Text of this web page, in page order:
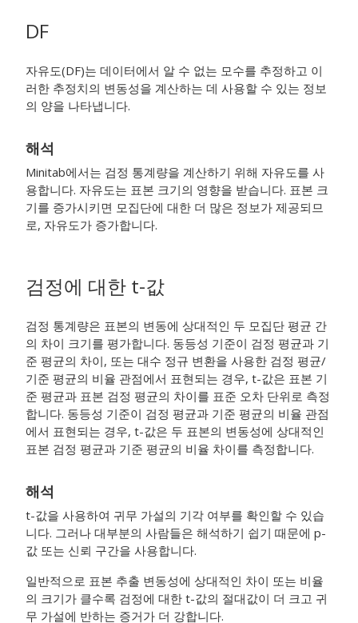
DF
자유도(DF)는 데이터에서 알 수 없는 모수를 추정하고 이
러한 추정치의 변동성을 계산하는 데 사용할 수 있는 정보
의 양을 나타냅니다.
해석
Minitab에서는 검정 통계량을 계산하기 위해 자유도를 사
용합니다. 자유도는 표본 크기의 영향을 받습니다. 표본 크
기를 증가시키면 모집단에 대한 더 많은 정보가 제공되므
로, 자유도가 증가합니다.
검정에 대한 t-값
검정 통계량은 표본의 변동에 상대적인 두 모집단 평균 간
의 차이 크기를 평가합니다. 동등성 기준이 검정 평균과 기
준 평균의 차이, 또는 대수 정규 변환을 사용한 검정 평균/
기준 평균의 비율 관점에서 표현되는 경우, t-값은 표본 기
준 평균과 표본 검정 평균의 차이를 표준 오차 단위로 측정
합니다. 동등성 기준이 검정 평균과 기준 평균의 비율 관점
에서 표현되는 경우, t-값은 두 표본의 변동성에 상대적인
표본 검정 평균과 기준 평균의 비율 차이를 측정합니다.
해석
t-값을 사용하여 귀무 가설의 기각 여부를 확인할 수 있습
니다. 그러나 대부분의 사람들은 해석하기 쉽기 때문에 p-
값 또는 신뢰 구간을 사용합니다.
일반적으로 표본 추출 변동성에 상대적인 차이 또는 비율
의 크기가 클수록 검정에 대한 t-값의 절대값이 더 크고 귀
무 가설에 반하는 증거가 더 강합니다.